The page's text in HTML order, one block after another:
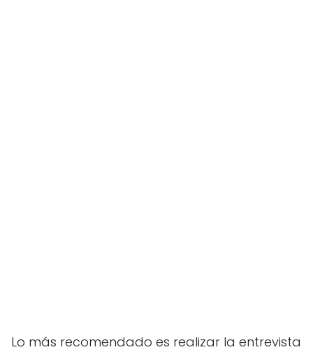
Lo más recomendado es realizar la entrevista